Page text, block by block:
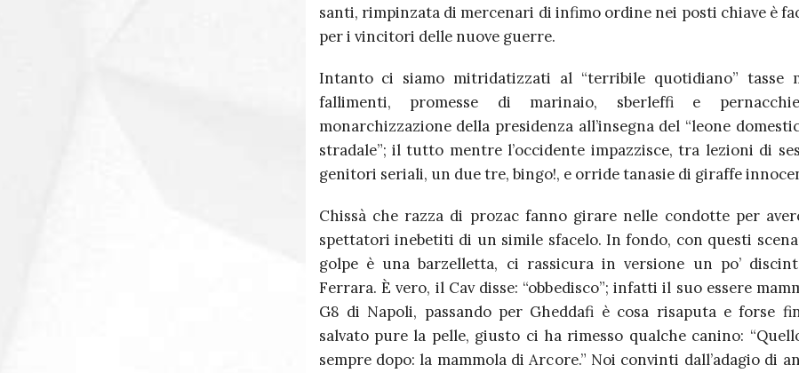
santi, rimpinzata di mercenari di infimo ordine nei posti chiave è
per i vincitori delle nuove guerre.
Intanto ci siamo mitridatizzati al “terribile quotidiano” tasse
fallimenti, promesse di marinaio, sberleffi e
monarchizzazione della presidenza all’insegna del “leone
stradale”; il tutto mentre l’occidente impazzisce, tra lezioni di
genitori seriali, un due tre, bingo!, e orride tanasie di giraffe
Chissà che razza di prozac fanno girare nelle condotte per
spettatori inebetiti di un simile sfacelo. In fondo, con questi
golpe è una barzelletta, ci rassicura in versione un po’
Ferrara. È vero, il Cav disse: “obbedisco”; infatti il suo essere
G8 di Napoli, passando per Gheddafi è cosa risaputa e forse
salvato pure la pelle, giusto ci ha rimesso qualche canino:
sempre dopo: la mammola di Arcore.” Noi convinti dall’adagio di